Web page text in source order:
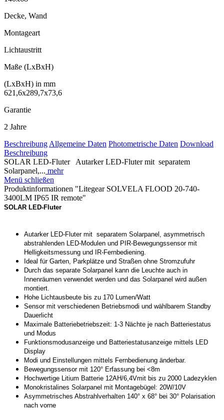
Decke, Wand
Montageart
Lichtaustritt
Maße (LxBxH)
(LxBxH) in mm
621,6x289,7x73,6
Garantie
2 Jahre
Beschreibung Allgemeine Daten Photometrische Daten Download
Beschreibung
SOLAR LED-Fluter Autarker LED-Fluter mit separatem
Solarpanel,... mehr
Menü schließen
Produktinformationen "Litegear SOLVELA FLOOD 20-740-
3400LM IP65 IR remote"
SOLAR LED-Fluter
Autarker LED-Fluter mit separatem Solarpanel, asymmetrisch
abstrahlenden LED-Modulen und PIR-Bewegungssensor mit
Helligkeitsmessung und IR-Fernbediening.
Ideal für Garten, Parkplätze und Straßen ohne Stromzufuhr
Durch das separate Solarpanel kann die Leuchte auch in
Innenräumen verwendet werden und das Solarpanel wird außen
montiert.
Hohe Lichtausbeute bis zu 170 Lumen/Watt
Sensor mit verschiedenen Betriebsmodi und wählbarem Standby
Dauerlicht
Maximale Batteriebetriebszeit: 1-3 Nächte je nach Batteriestatus
und Modus
Funktionsmodusanzeige und Batteriestatusanzeige mittels LED
Display
Modi und Einstellungen mittels Fernbedienung änderbar.
Bewegungssensor mit 120° Erfassung bei <8m
Hochwertige Litium Batterie 12AH/6,4Vmit bis zu 2000 Ladezyklen
Monokristalines Solarpanel mit Montagebügel: 20W/10V
Asymmetrisches Abstrahlverhalten 140° x 68° bei 30° Polarisation
nach vorne